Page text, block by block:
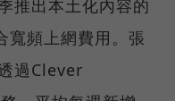
推出本土化內容的
寬頻上網費用。張
過Clever